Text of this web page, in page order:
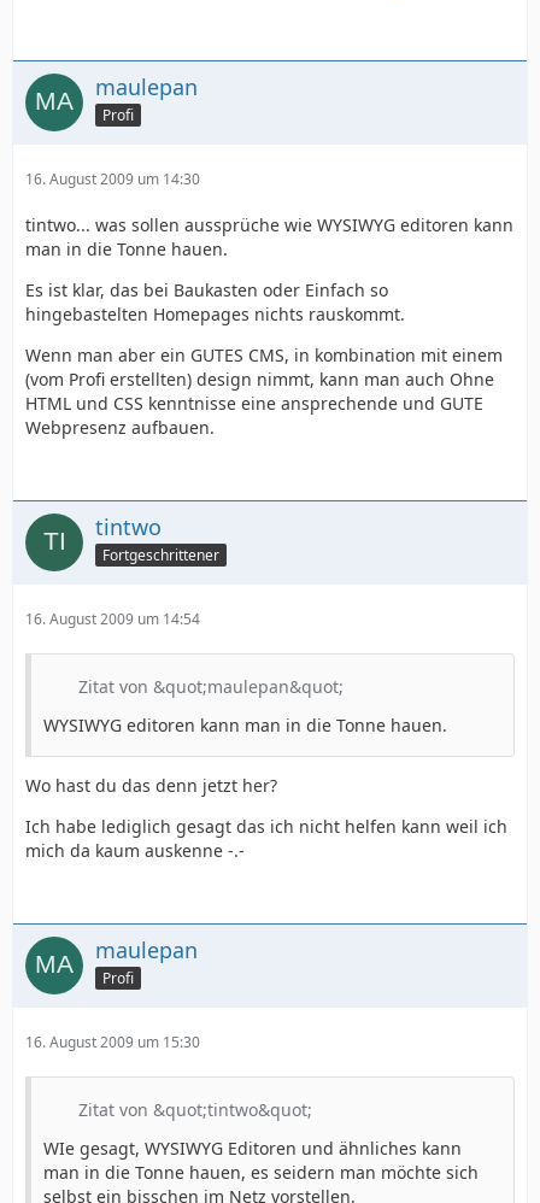
maulepan
Profi
16. August 2009 um 14:30
tintwo... was sollen aussprüche wie WYSIWYG editoren kann
man in die Tonne hauen.
Es ist klar, das bei Baukasten oder Einfach so
hingebastelten Homepages nichts rauskommt.
Wenn man aber ein GUTES CMS, in kombination mit einem
(vom Profi erstellten) design nimmt, kann man auch Ohne
HTML und CSS kenntnisse eine ansprechende und GUTE
Webpresenz aufbauen.
tintwo
Fortgeschrittener
16. August 2009 um 14:54
Zitat von &quot;maulepan&quot;
WYSIWYG editoren kann man in die Tonne hauen.
Wo hast du das denn jetzt her?
Ich habe lediglich gesagt das ich nicht helfen kann weil ich
mich da kaum auskenne -.-
maulepan
Profi
16. August 2009 um 15:30
Zitat von &quot;tintwo&quot;
WIe gesagt, WYSIWYG Editoren und ähnliches kann
man in die Tonne hauen, es seidern man möchte sich
selbst ein bisschen im Netz vorstellen.